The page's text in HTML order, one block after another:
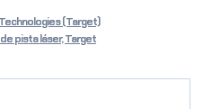
(Target)
pista láser,Target